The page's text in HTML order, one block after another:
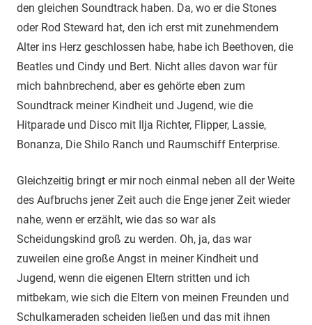
den gleichen Soundtrack haben. Da, wo er die Stones
oder Rod Steward hat, den ich erst mit zunehmendem
Alter ins Herz geschlossen habe, habe ich Beethoven, die
Beatles und Cindy und Bert. Nicht alles davon war für
mich bahnbrechend, aber es gehörte eben zum
Soundtrack meiner Kindheit und Jugend, wie die
Hitparade und Disco mit Ilja Richter, Flipper, Lassie,
Bonanza, Die Shilo Ranch und Raumschiff Enterprise.
Gleichzeitig bringt er mir noch einmal neben all der Weite
des Aufbruchs jener Zeit auch die Enge jener Zeit wieder
nahe, wenn er erzählt, wie das so war als
Scheidungskind groß zu werden. Oh, ja, das war
zuweilen eine große Angst in meiner Kindheit und
Jugend, wenn die eigenen Eltern stritten und ich
mitbekam, wie sich die Eltern von meinen Freunden und
Schulkameraden scheiden ließen und das mit ihnen